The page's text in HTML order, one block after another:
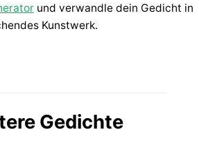
und verwandle dein Gedicht in
Kunstwerk.
Gedichte